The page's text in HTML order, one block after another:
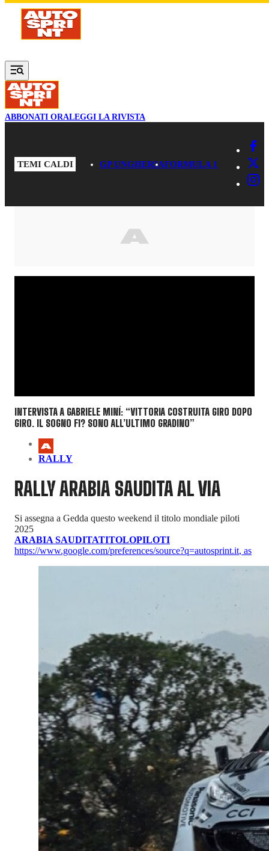
Vai al contenuto principale
ABBONATI ORALEGGI LA RIVISTA
TEMI CALDI GP UNGHERIAFORMULA 1
INTERVISTA A GABRIELE MINÍ: “VITTORIA COSTRUITA GIRO DOPO
GIRO. IL SOGNO F1? SONO ALL’ULTIMO GRADINO”
RALLY
RALLY ARABIA SAUDITA AL VIA
Si assegna a Gedda questo weekend il titolo mondiale piloti
2025
ARABIA SAUDITATITOLOPILOTI
https://www.google.com/preferences/source?q=autosprint.it, as